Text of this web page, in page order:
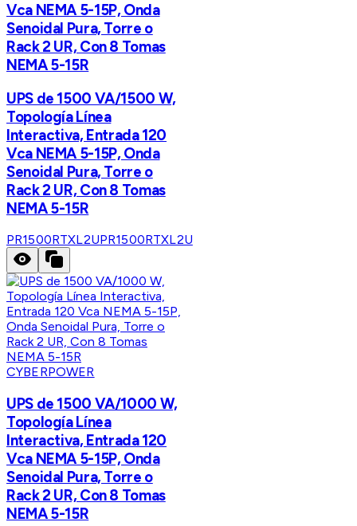
Vca NEMA 5-15P, Onda
Senoidal Pura, Torre o
Rack 2 UR, Con 8 Tomas
NEMA 5-15R
UPS de 1500 VA/1500 W,
Topología Línea
Interactiva, Entrada 120
Vca NEMA 5-15P, Onda
Senoidal Pura, Torre o
Rack 2 UR, Con 8 Tomas
NEMA 5-15R
PR1500RTXL2UPR1500RTXL2U
CYBERPOWER
UPS de 1500 VA/1000 W,
Topología Línea
Interactiva, Entrada 120
Vca NEMA 5-15P, Onda
Senoidal Pura, Torre o
Rack 2 UR, Con 8 Tomas
NEMA 5-15R